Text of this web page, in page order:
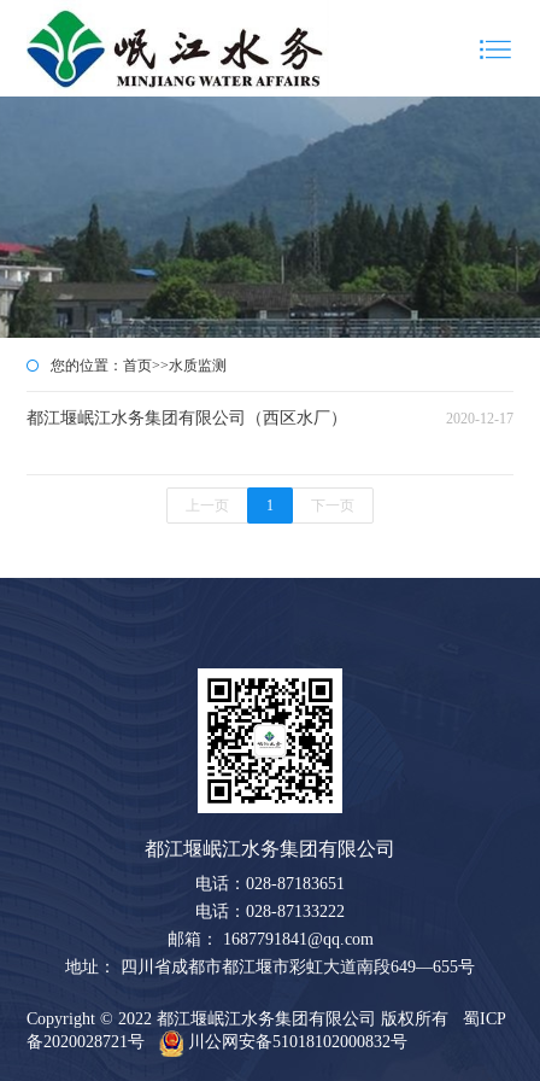
您的位置：首页>>水质监测
都江堰岷江水务集团有限公司（西区水厂） 2020-12-17
上一页 1 下一页
都江堰岷江水务集团有限公司
电话：028-87183651
电话：028-87133222
邮箱： 1687791841@qq.com
地址： 四川省成都市都江堰市彩虹大道南段649—655号
Copyright © 2022 都江堰岷江水务集团有限公司 版权所有蜀ICP
备2020028721号
川公网安备51018102000832号